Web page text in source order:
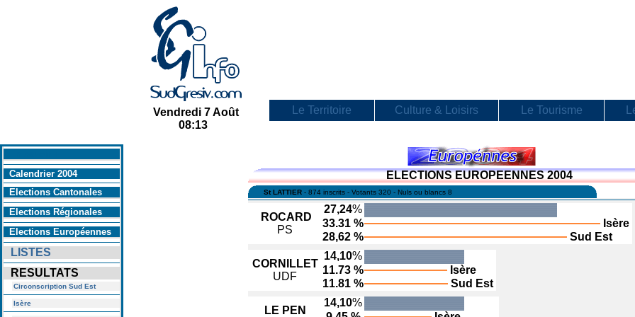
Vendredi 7 Août
08:13
Le Territoire Culture & Loisirs Le Tourisme
Calendrier 2004
Elections Cantonales
Elections Régionales
Elections Européennes
LISTES
RESULTATS
Circonscription Sud Est
Isère
ELECTIONS EUROPEENNES 2004
St LATTIER - 874 inscrits - Votants 320 - Nuls ou blancs 8
ROCARD
PS
27,24%
33.31 %
Isère
28,62 %
Sud Est
CORNILLET
UDF
14,10%
11.73 %
Isère
11.81 %
Sud Est
LE PEN
14,10%